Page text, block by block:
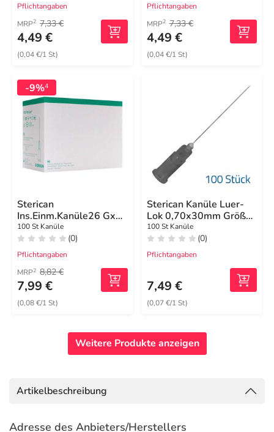
Pflichtangaben
MRP2 7,33 €
4,49 €
(0,04 €/1 St)
Pflichtangaben
MRP2 7,33 €
4,49 €
(0,04 €/1 St)
-9%4
Sterican
Ins.Einm.Kanüle26 Gx1 /
2 0,45x12 mm
100 St Kanüle
(0)
Pflichtangaben
MRP2 8,82 €
7,99 €
(0,08 €/1 St)
Sterican Kanüle Luer-
Lok 0,70x30mm Größe
12 schwarz
100 St Kanüle
(0)
Pflichtangaben
7,49 €
(0,07 €/1 St)
Weitere Produkte anzeigen
Artikelbeschreibung
Adresse des Anbieters/Herstellers